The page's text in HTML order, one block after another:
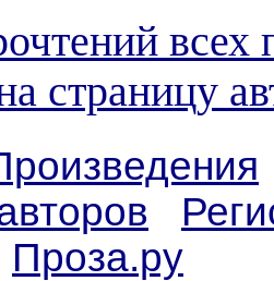
всех
страницу
Проза.ру